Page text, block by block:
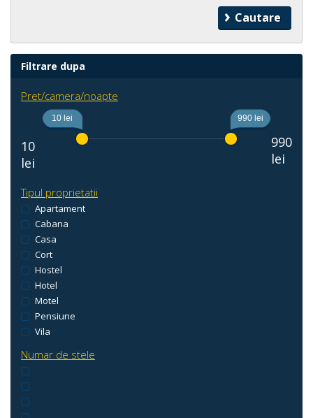
Filtrare dupa
Pret/camera/noapte
10
lei
10 lei 990 lei
990
lei
Tipul proprietatii
Apartament
Cabana
Casa
Cort
Hostel
Hotel
Motel
Pensiune
Vila
Numar de stele